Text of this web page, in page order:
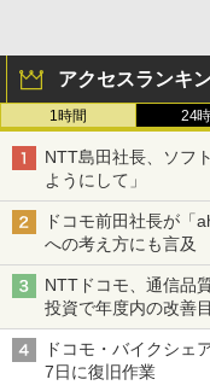
アクセスランキ
1時間 24
NTT島田社長、ソフ
ようにして」
ドコモ前田社長が「
への考え方にも言及
NTTドコモ、通信品
投資で年度内の改善
ドコモ・バイクシ
7日に復旧作業